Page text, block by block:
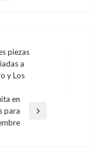
piezas
a
y Los
en
para